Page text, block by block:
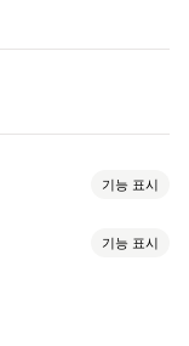
기능 표시
기능 표시